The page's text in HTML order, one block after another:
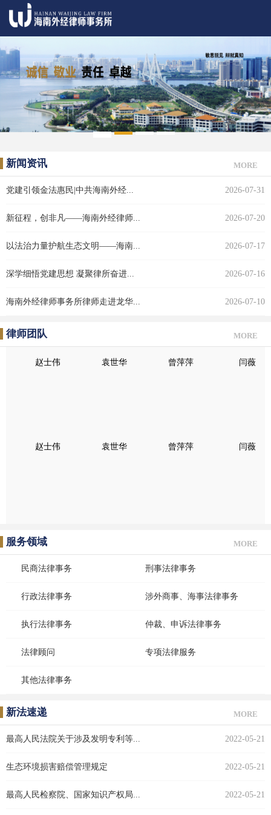
2
新闻资讯 MORE
党建引领金法惠民|中共海南外经... 2026-07-31
新征程，创非凡——海南外经律师... 2026-07-20
以法治力量护航生态文明——海南... 2026-07-17
深学细悟党建思想 凝聚律所奋进... 2026-07-16
海南外经律师事务所律师走进龙华... 2026-07-10
律师团队 MORE
赵士伟 袁世华 曾萍萍 闫薇
赵士伟 袁世华 曾萍萍 闫薇
服务领域 MORE
民商法律事务 刑事法律事务
行政法律事务 涉外商事、海事法律事务
执行法律事务 仲裁、申诉法律事务
法律顾问 专项法律服务
其他法律事务
新法速递 MORE
最高人民法院关于涉及发明专利等... 2022-05-21
生态环境损害赔偿管理规定 2022-05-21
最高人民检察院、国家知识产权局... 2022-05-21